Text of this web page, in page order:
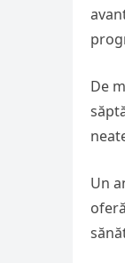
De
Un